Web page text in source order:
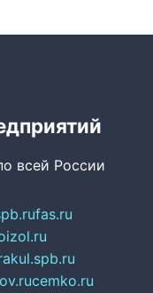
всей России
fas.ru
cemko.ru